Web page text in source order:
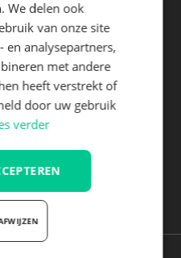
is geproduceerd.
om mijn
1.000.000 km had
De
lendensteun zijn
en robuuster type. ”
We delen ook
van onze site
en analysepartners,
met andere
heeft verstrekt of
door uw gebruik
verder